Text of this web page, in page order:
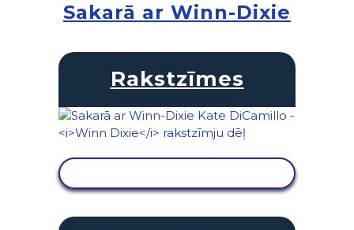
Sakarā ar Winn-Dixie
Rakstzīmes